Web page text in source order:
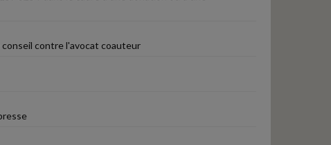
contre l'avocat coauteur